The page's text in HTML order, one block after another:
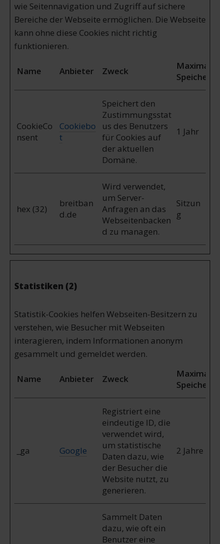
wie Seitennavigation und Zugriff auf sichere
Bereiche der Webseite ermöglichen. Die Webseite
kann ohne diese Cookies nicht richtig
funktionieren.
Name Anbieter Zweck
Maximale
CookieCo
nsent
Cookiebo
t
Speichert den
Zustimmungsstat
us des Benutzers
für Cookies auf
der aktuellen
Domäne.
1 Jahr
hex (32)
breitban
d.de
Wird verwendet,
um Server-
Anfragen an das
Webseitenbacken
d zu managen.
Sitzun
g
Statistiken (2)
Statistik-Cookies helfen Webseiten-Besitzern zu
verstehen, wie Besucher mit Webseiten
interagieren, indem Informationen anonym
gesammelt und gemeldet werden.
Name Anbieter Zweck
Maximale
_ga Google
Registriert eine
eindeutige ID, die
verwendet wird,
um statistische
Daten dazu, wie
der Besucher die
Website nutzt, zu
generieren.
2 Jahre
Sammelt Daten
dazu, wie oft ein
Benutzer eine